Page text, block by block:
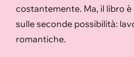
costantemente. Ma, il libro
sulle seconde possibilità:
romantiche.